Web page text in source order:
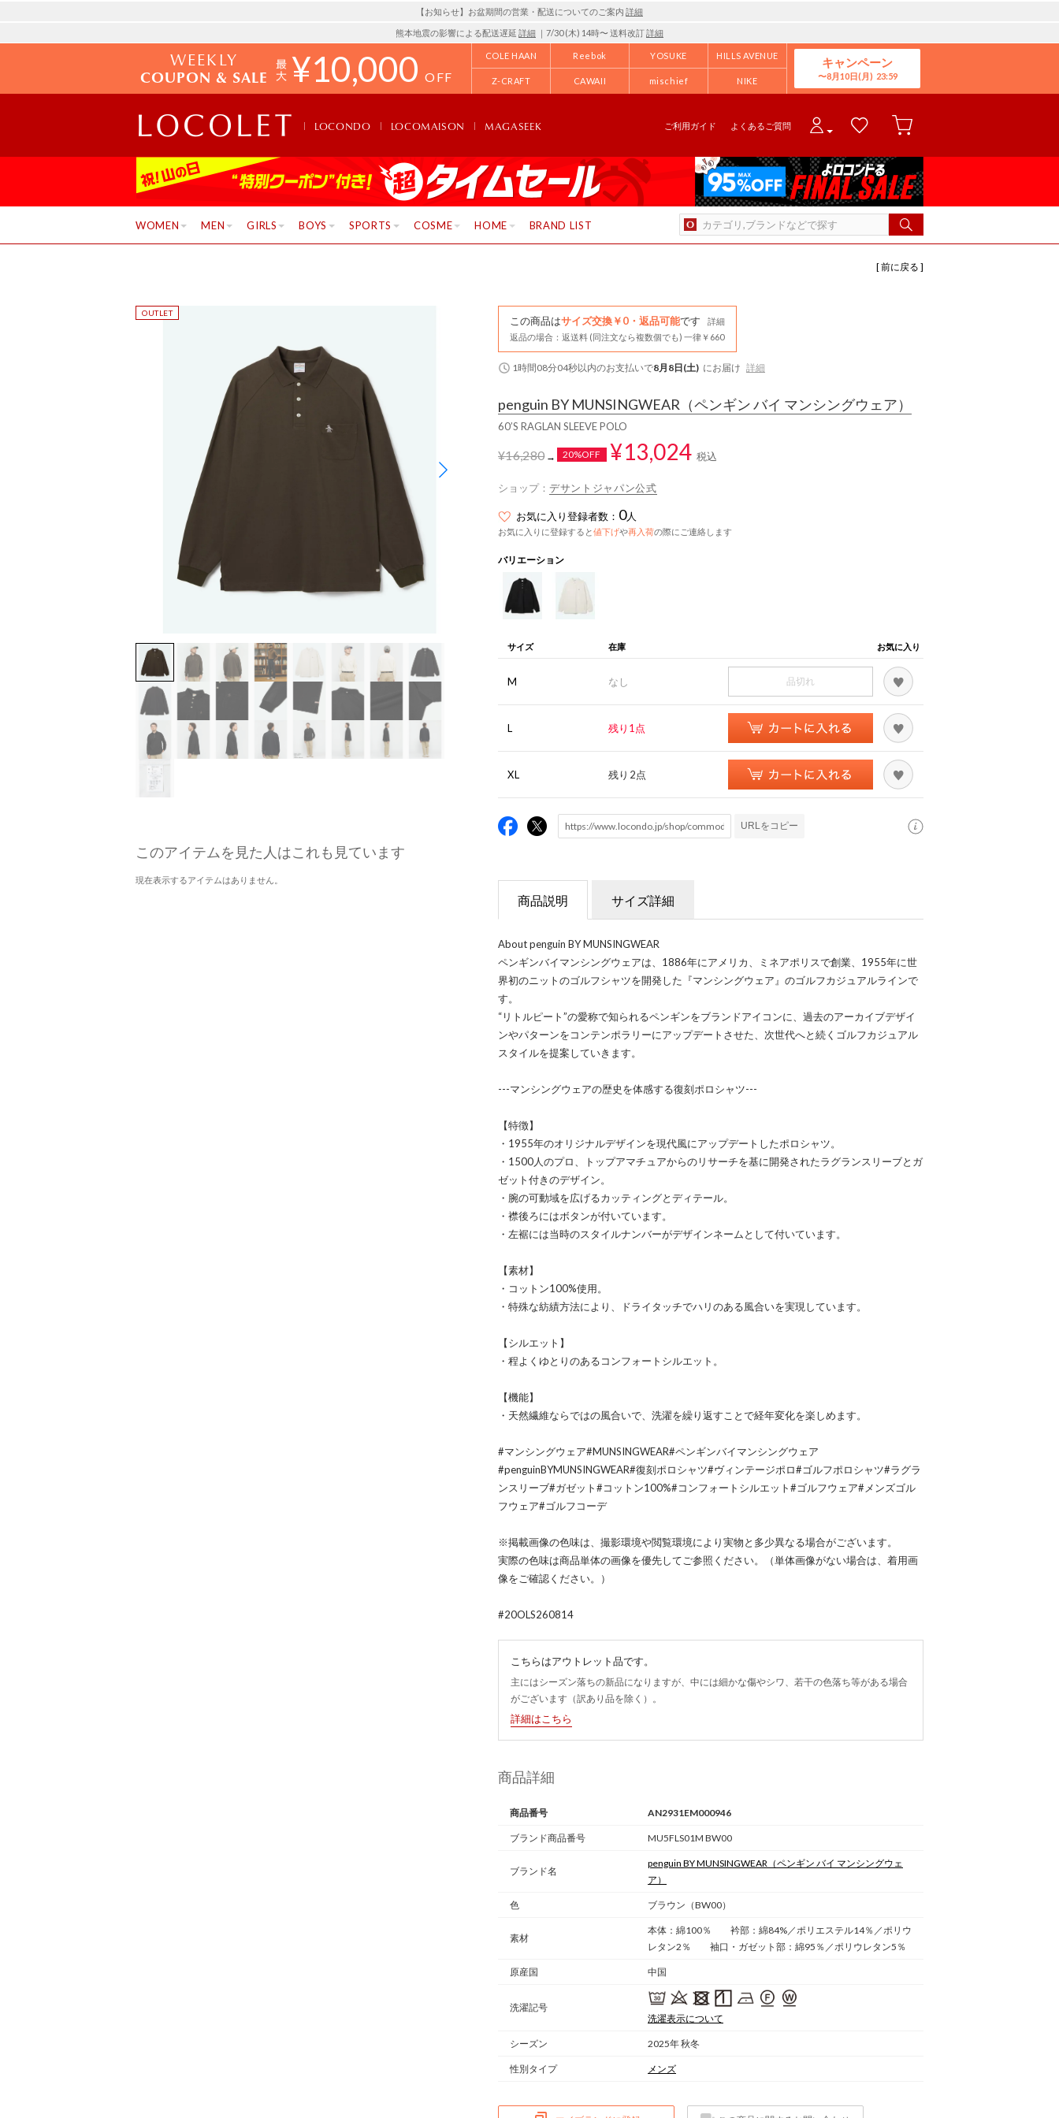
【お知らせ】お盆期間の営業・配送についてのご案内 詳細
熊本地震の影響による配送遅延 詳細 ｜7/30 (木) 14時〜 送料改訂詳細
WEEKLY
COUPON & SALE ¥10,000 OFF
COLE HAAN Reebok YOSUKE HILLS AVENUE
Z-CRAFT CAWAII mischief NIKE
キャンペーン
8月10日(月)
LOCONDO LOCOMAISON MAGASEEK ご利用ガイド よくあるご質問
WOMEN MEN GIRLS BOYS SPORTS COSME HOME BRAND LIST
[ 前に戻る ]
このアイテムを見た人はこれも見ています
現在表示するアイテムはありません。
この商品はサイズ交換￥0・返品可能です
詳細
返品の場合：返送料 (同注文なら複数個でも) 一律￥660
1時間08分03秒以内のお支払いで8月8日(土) にお届け 詳細
penguin BY MUNSINGWEAR （ペンギン バイ マンシングウェア）
60’S RAGLAN SLEEVE POLO
¥16,280→ 20%OFF ¥13,024 税込
ショップ： デサントジャパン公式
お気に入り登録者数： 0人
お気に入りに登録すると値下げや再入荷の際にご連絡します
バリエーション
サイズ 在庫 お気に入り
M なし 品切れ
L 残り1点
XL 残り2点
URLをコピー
商品説明 サイズ詳細
About penguin BY MUNSINGWEAR
ペンギンバイマンシングウェアは、1886年にアメリカ、ミネアポリスで創業、1955年に世
界初のニットのゴルフシャツを開発した『マンシングウェア』のゴルフカジュアルラインで
す。
“リトルピート”の愛称で知られるペンギンをブランドアイコンに、過去のアーカイブデザイ
ンやパターンをコンテンポラリーにアップデートさせた、次世代へと続くゴルフカジュアル
スタイルを提案していきます。
---マンシングウェアの歴史を体感する復刻ポロシャツ---
【特徴】
・1955年のオリジナルデザインを現代風にアップデートしたポロシャツ。
・1500人のプロ、トップアマチュアからのリサーチを基に開発されたラグランスリーブとガ
ゼット付きのデザイン。
・腕の可動域を広げるカッティングとディテール。
・襟後ろにはボタンが付いています。
・左裾には当時のスタイルナンバーがデザインネームとして付いています。
【素材】
・コットン100%使用。
・特殊な紡績方法により、ドライタッチでハリのある風合いを実現しています。
【シルエット】
・程よくゆとりのあるコンフォートシルエット。
【機能】
・天然繊維ならではの風合いで、洗濯を繰り返すことで経年変化を楽しめます。
#マンシングウェア#MUNSINGWEAR#ペンギンバイマンシングウェア
#penguinBYMUNSINGWEAR#復刻ポロシャツ#ヴィンテージポロ#ゴルフポロシャツ#ラグラ
ンスリーブ#ガゼット#コットン100%#コンフォートシルエット#ゴルフウェア#メンズゴル
フウェア#ゴルフコーデ
※掲載画像の色味は、撮影環境や閲覧環境により実物と多少異なる場合がございます。
実際の色味は商品単体の画像を優先してご参照ください。（単体画像がない場合は、着用画
像をご確認ください。）
#20OLS260814
こちらはアウトレット品です。
主にはシーズン落ちの新品になりますが、中には細かな傷やシワ、若干の色落ち等がある場合
がございます（訳あり品を除く）。
詳細はこちら
商品詳細
商品番号 AN2931EM000946
ブランド商品番号 MU5FLS01M BW00
ブランド名
penguin BY MUNSINGWEAR （ペンギン バイ マンシングウェ
ア）
色 ブラウン（BW00）
素材
本体：綿100％ 衿部：綿84%／ポリエステル14％／ポリウ
レタン2％ 袖口・ガゼット部：綿95％／ポリウレタン5％
原産国 中国
洗濯記号
洗濯表示について
シーズン 2025年 秋冬
性別タイプ メンズ